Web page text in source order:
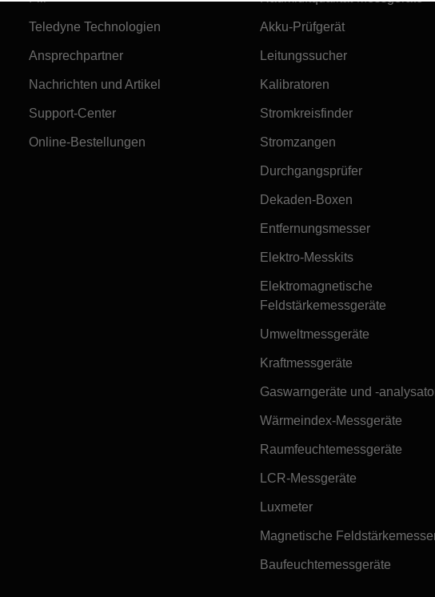
Teledyne Technologien
Ansprechpartner
Nachrichten und Artikel
Support-Center
Online-Bestellungen
Akku-Prüfgerät
Leitungssucher
Kalibratoren
Stromkreisfinder
Stromzangen
Durchgangsprüfer
Dekaden-Boxen
Entfernungsmesser
Elektro-Messkits
Elektromagnetische
Feldstärkemessgeräte
Umweltmessgeräte
Kraftmessgeräte
Gaswarngeräte und -
Wärmeindex-Messgeräte
Raumfeuchtemessgeräte
LCR-Messgeräte
Luxmeter
Magnetische
Baufeuchtemessgeräte